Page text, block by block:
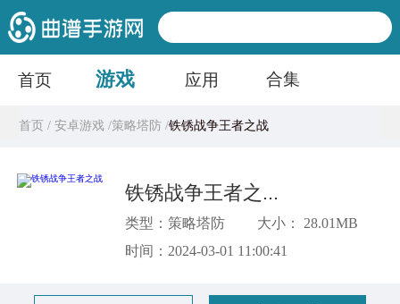
首页 游戏 应用 合集
首页 /安卓游戏 /策略塔防 /铁锈战争王者之战
铁锈战争王者之战
类型：策略塔防
大小： 28.01MB
时间：2024-03-01 11:00:41